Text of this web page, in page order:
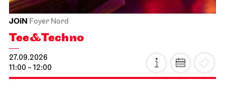
JOiN Foyer Nord
Tee&Techno
27.09.2026
11:00 - 12:00